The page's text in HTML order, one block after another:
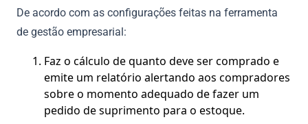
De acordo com as configurações feitas na ferramenta
de gestão empresarial:
Faz o cálculo de quanto deve ser comprado e
emite um relatório alertando aos compradores
sobre o momento adequado de fazer um
pedido de suprimento para o estoque.